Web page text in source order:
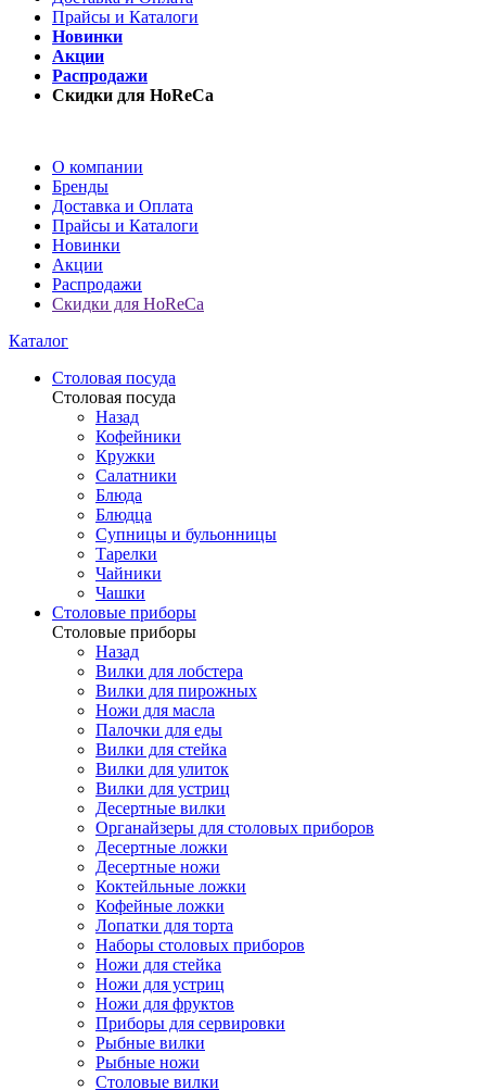
Прайсы и Каталоги
Новинки
Акции
Распродажи
Скидки для HoReCa
О компании
Бренды
Доставка и Оплата
Прайсы и Каталоги
Новинки
Акции
Распродажи
Скидки для HoReCa
Каталог
Столовая посуда
Столовая посуда
Назад
Кофейники
Кружки
Салатники
Блюда
Блюдца
Супницы и бульонницы
Тарелки
Чайники
Чашки
Cтоловые приборы
Cтоловые приборы
Назад
Вилки для лобстера
Вилки для пирожных
Ножи для масла
Палочки для еды
Вилки для стейка
Вилки для улиток
Вилки для устриц
Десертные вилки
Органайзеры для столовых приборов
Десертные ложки
Десертные ножи
Коктейльные ложки
Кофейные ложки
Лопатки для торта
Наборы столовых приборов
Ножи для стейка
Ножи для устриц
Ножи для фруктов
Приборы для сервировки
Рыбные вилки
Рыбные ножи
Столовые вилки